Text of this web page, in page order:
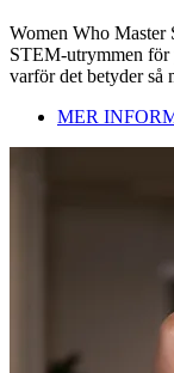
Women Who Master
STEM-utrymmen för
varför det betyder så
MER